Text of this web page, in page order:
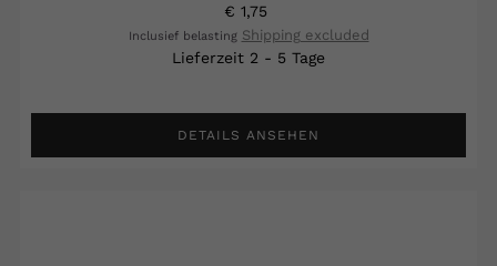
€ 1,75
Inclusief belasting Shipping excluded
Lieferzeit 2 - 5 Tage
DETAILS ANSEHEN